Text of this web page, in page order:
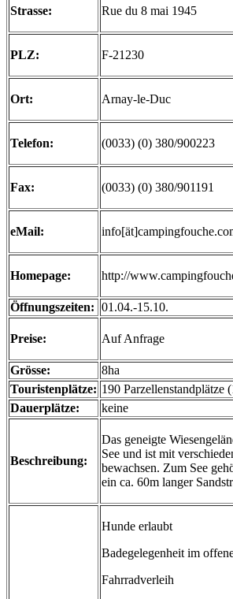
Strasse: Rue du 8 mai 1945
PLZ: F-21230
Ort: Arnay-le-Duc
Telefon: (0033) (0) 380/900223
Fax: (0033) (0) 380/901191
eMail:
Homepage: http://
Öffnungszeiten: 01.04.-15.10.
Preise: Auf Anfrage
Grösse:
8ha
Touristenplätze: 190
Dauerplätze:
keine
Beschreibung:
Das geneigte
See und ist mit
bewachsen. Zum See
ein ca. 60m langer
Hunde erlaubt
Badegelegenheit im
Fahrradverleih